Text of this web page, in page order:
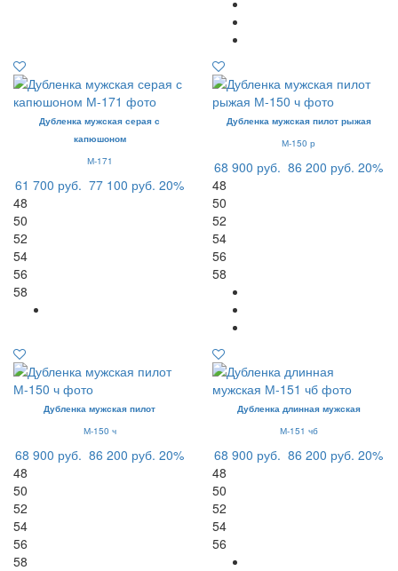
Дубленка мужская серая с
капюшоном
М-171
61 700 руб. 77 100 руб. 20%
48
50
52
54
56
58
Дубленка мужская пилот рыжая
М-150 р
68 900 руб. 86 200 руб. 20%
48
50
52
54
56
58
Дубленка мужская пилот
М-150 ч
68 900 руб. 86 200 руб. 20%
48
50
52
54
56
58
Дубленка длинная мужская
М-151 чб
68 900 руб. 86 200 руб. 20%
48
50
52
54
56